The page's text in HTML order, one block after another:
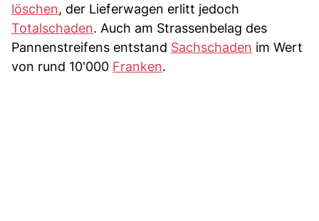
löschen, der Lieferwagen erlitt jedoch
Totalschaden. Auch am Strassenbelag des
Pannenstreifens entstand Sachschaden im Wert
von rund 10'000 Franken.